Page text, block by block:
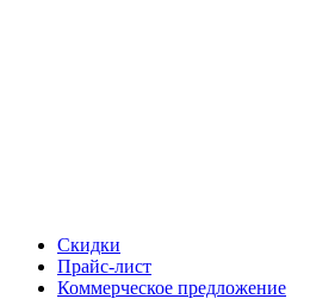
Скидки
Прайс-лист
Коммерческое предложение